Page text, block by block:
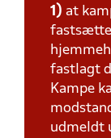
1) at
fastlagt
Kampe
udmeldt